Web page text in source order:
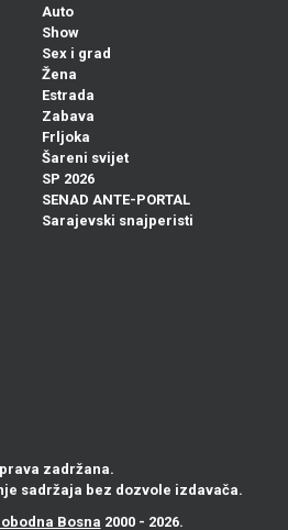
Auto
Show
Sex i grad
Žena
Estrada
Zabava
Frljoka
Šareni svijet
SP 2026
SENAD ANTE-PORTAL
Sarajevski snajperisti
zadržana.
sadržaja bez dozvole izdavača.
Bosna 2000 - 2026.